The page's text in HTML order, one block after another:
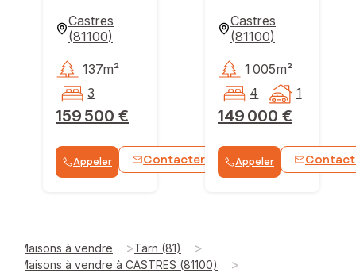
Castres
(81100)
159 500 €
137m²
3
Appeler Contacter WhatsApp
Castres
(81100)
149 000 €
1 005m²
4
1
Appeler
Maisons à vendre >Tarn (81) >
Maisons à vendre à CASTRES (81100) >